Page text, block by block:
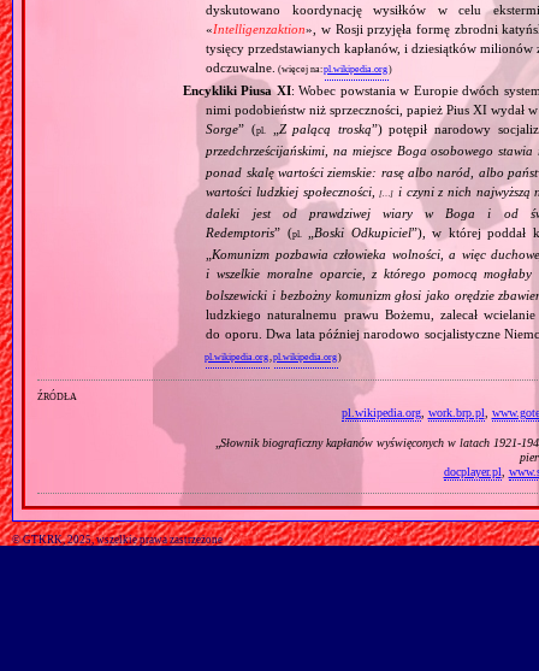
dyskutowano koordynację wysiłków w celu
«Intelligenzaktion», w Rosji przyjęła formę zbrodni
tysięcy przedstawianych kapłanów, i dziesiątków
odczuwalne. (więcej na:pl.wikipedia.org)
Encykliki Piusa XI: Wobec powstania w Europie dwóch
nimi podobieństw niż sprzeczności, papież Pius XI
Sorge” (pl. Z palącą troską”) potępił narodowy
przedchrześcijańskimi, na miejsce Boga osobowego
ponad skalę wartości ziemskie: rasę albo naród, albo
wartości ludzkiej społeczności,[…] i czyni z nich najwyższą
daleki jest od prawdziwej wiary w Boga i od
Redemptoris” (pl. Boski Odkupiciel”), w której poddał
Komunizm pozbawia człowieka wolności, a więc
i wszelkie moralne oparcie, z którego pomocą
bolszewicki i bezbożny komunizm głosi jako orędzie
ludzkiego naturalnemu prawu Bożemu, zalecał
do oporu. Dwa lata później narodowo socjalistyczne
pl.wikipedia.org ,pl.wikipedia.org)
źródła
pl.wikipedia.org, work.brp.pl,
„Słownik biograficzny kapłanów wyświęconych w latach
docplayer.pl,
© GTKRK, 2025, wszelkie prawa zastrzeżone